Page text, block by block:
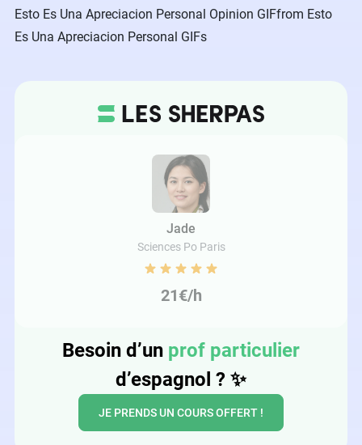
Esto Es Una Apreciacion Personal Opinion GIFfrom Esto
Es Una Apreciacion Personal GIFs
Jade
Sciences Po Paris
21€/h
Besoin d’un prof particulier
d’espagnol ? ✨
JE PRENDS UN COURS OFFERT !